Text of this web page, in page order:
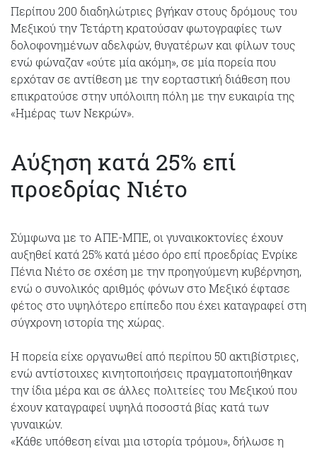
Περίπου 200 διαδηλώτριες βγήκαν στους δρόμους του
Μεξικού την Τετάρτη κρατούσαν φωτογραφίες των
δολοφονημένων αδελφών, θυγατέρων και φίλων τους
ενώ φώναζαν «ούτε μία ακόμη», σε μία πορεία που
ερχόταν σε αντίθεση με την εορταστική διάθεση που
επικρατούσε στην υπόλοιπη πόλη με την ευκαιρία της
«Ημέρας των Νεκρών».
Αύξηση κατά 25% επί
προεδρίας Νιέτο
Σύμφωνα με το ΑΠΕ-ΜΠΕ, οι γυναικοκτονίες έχουν
αυξηθεί κατά 25% κατά μέσο όρο επί προεδρίας Ενρίκε
Πένια Νιέτο σε σχέση με την προηγούμενη κυβέρνηση,
ενώ ο συνολικός αριθμός φόνων στο Μεξικό έφτασε
φέτος στο υψηλότερο επίπεδο που έχει καταγραφεί στη
σύγχρονη ιστορία της χώρας.
Η πορεία είχε οργανωθεί από περίπου 50 ακτιβίστριες,
ενώ αντίστοιχες κινητοποιήσεις πραγματοποιήθηκαν
την ίδια μέρα και σε άλλες πολιτείες του Μεξικού που
έχουν καταγραφεί υψηλά ποσοστά βίας κατά των
γυναικών.
«Κάθε υπόθεση είναι μια ιστορία τρόμου», δήλωσε η